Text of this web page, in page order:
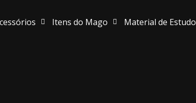
Itens do Mago Material de Estudo